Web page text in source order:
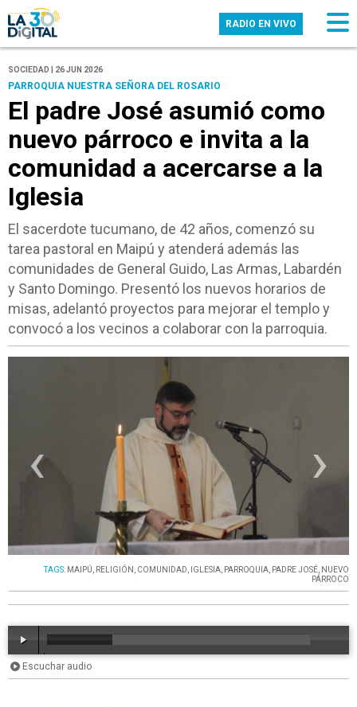
RADIO EN VIVO
SOCIEDAD | 26 JUN 2026
PARROQUIA NUESTRA SEÑORA DEL ROSARIO
El padre José asumió como
nuevo párroco e invita a la
comunidad a acercarse a la
Iglesia
El sacerdote tucumano, de 42 años, comenzó su
tarea pastoral en Maipú y atenderá además las
comunidades de General Guido, Las Armas, Labardén
y Santo Domingo. Presentó los nuevos horarios de
misas, adelantó proyectos para mejorar el templo y
convocó a los vecinos a colaborar con la parroquia.
‹ ›
TAGS: MAIPÚ, RELIGIÓN , COMUNIDAD, IGLESIA, PARROQUIA, PADRE JOSÉ, NUEVO
PÁRROCO
00:00 /13:51
Escuchar audio